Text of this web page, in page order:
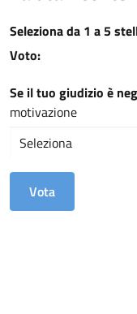
Seleziona da 1 a 5
Voto:
Se il tuo giudizio è
motivazione